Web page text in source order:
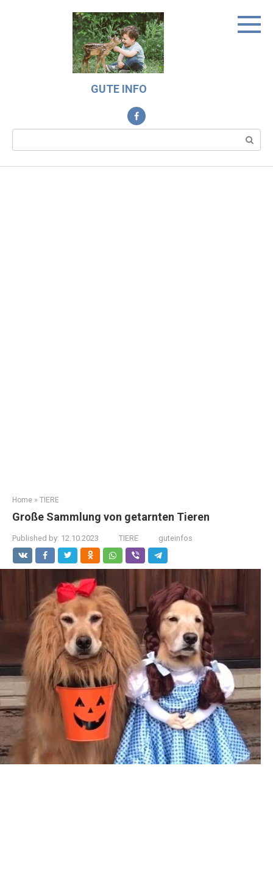
GUTE INFO
Search:
Home » TIERE
Große Sammlung von getarnten Tieren
Published by: 12.10.2023 TIERE guteinfos